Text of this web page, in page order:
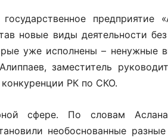
предприятие
новые виды деятельности
уже исполнены – ненужные
заместитель
РК по СКО.
сфере. По словам
необоснованные